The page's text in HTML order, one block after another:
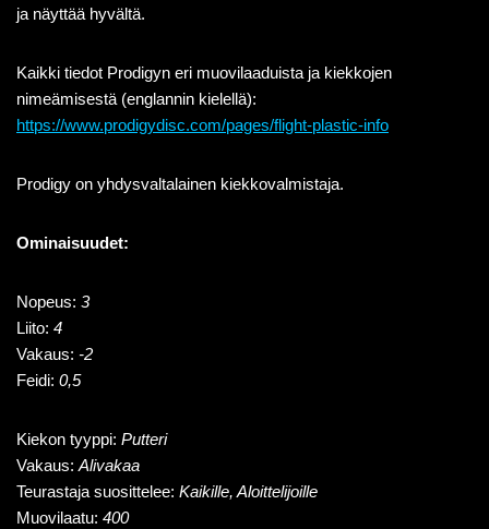
ja näyttää hyvältä.
Kaikki tiedot Prodigyn eri muovilaaduista ja kiekkojen
nimeämisestä (englannin kielellä):
https://www.prodigydisc.com/pages/flight-plastic-info
Prodigy on yhdysvaltalainen kiekkovalmistaja.
Ominaisuudet:
Nopeus: 3
Liito: 4
Vakaus: -2
Feidi: 0,5
Kiekon tyyppi: Putteri
Vakaus: Alivakaa
Teurastaja suosittelee: Kaikille, Aloittelijoille
Muovilaatu: 400